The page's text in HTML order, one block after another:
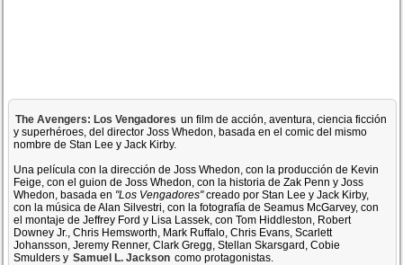
The Avengers: Los Vengadores un film de acción, aventura, ciencia ficción
y superhéroes, del director Joss Whedon, basada en el comic del mismo
nombre de Stan Lee y Jack Kirby.
Una película con la dirección de Joss Whedon, con la producción de Kevin
Feige, con el guion de Joss Whedon, con la historia de Zak Penn y Joss
Whedon, basada en "Los Vengadores"creado por Stan Lee y Jack Kirby,
con la música de Alan Silvestri, con la fotografía de Seamus McGarvey, con
el montaje de Jeffrey Ford y Lisa Lassek, con Tom Hiddleston, Robert
Downey Jr., Chris Hemsworth, Mark Ruffalo, Chris Evans, Scarlett
Johansson, Jeremy Renner, Clark Gregg, Stellan Skarsgard, Cobie
Smulders y Samuel L. Jackson como protagonistas.